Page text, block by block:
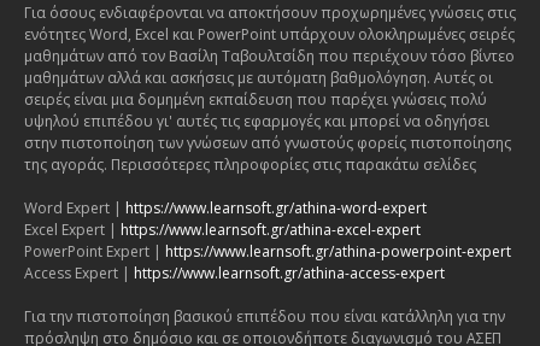
Για όσους ενδιαφέρονται να αποκτήσουν προχωρημένες γνώσεις στις
ενότητες Word, Excel και PowerPoint υπάρχουν ολοκληρωμένες σειρές
μαθημάτων από τον Βασίλη Ταβουλτσίδη που περιέχουν τόσο βίντεο
μαθημάτων αλλά και ασκήσεις με αυτόματη βαθμολόγηση. Αυτές οι
σειρές είναι μια δομημένη εκπαίδευση που παρέχει γνώσεις πολύ
υψηλού επιπέδου γι' αυτές τις εφαρμογές και μπορεί να οδηγήσει
στην πιστοποίηση των γνώσεων από γνωστούς φορείς πιστοποίησης
της αγοράς. Περισσότερες πληροφορίες στις παρακάτω σελίδες
Word Expert | https://www.learnsoft.gr/athina-word-expert
Excel Expert | https://www.learnsoft.gr/athina-excel-expert
PowerPoint Expert | https://www.learnsoft.gr/athina-powerpoint-expert
Access Expert | https://www.learnsoft.gr/athina-access-expert
Για την πιστοποίηση βασικού επιπέδου που είναι κατάλληλη για την
πρόσληψη στο δημόσιο και σε οποιονδήποτε διαγωνισμό του ΑΣΕΠ